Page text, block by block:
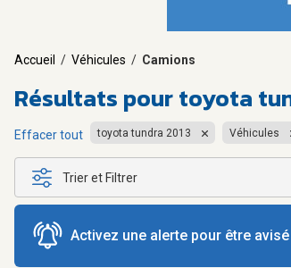
Accueil / Véhicules / Camions
Résultats pourtoyota
Effacer tout toyota tundra 2013 Véhicules
Trier et Filtrer
Activez une alerte pour être